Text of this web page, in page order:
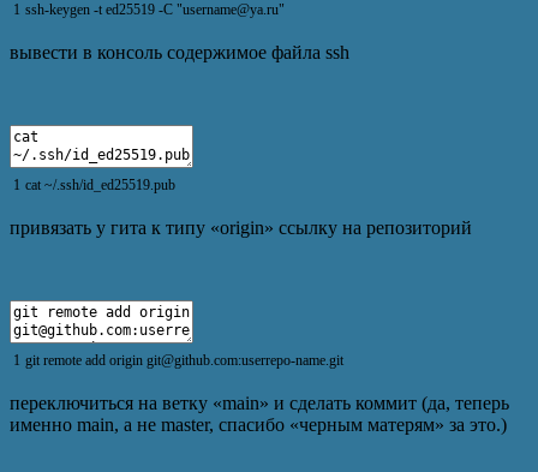
1 ssh-keygen -t ed25519 -C "username@ya.ru"
вывести в консоль содержимое файла ssh
1 cat ~/.ssh/id_ed25519.pub
привязать у гита к типу «origin» ссылку на репозиторий
1 git remote add origin git@github.com:userrepo-name.git
переключиться на ветку «main» и сделать коммит (да, теперь
именно main, а не master, спасибо «черным матерям» за это.)